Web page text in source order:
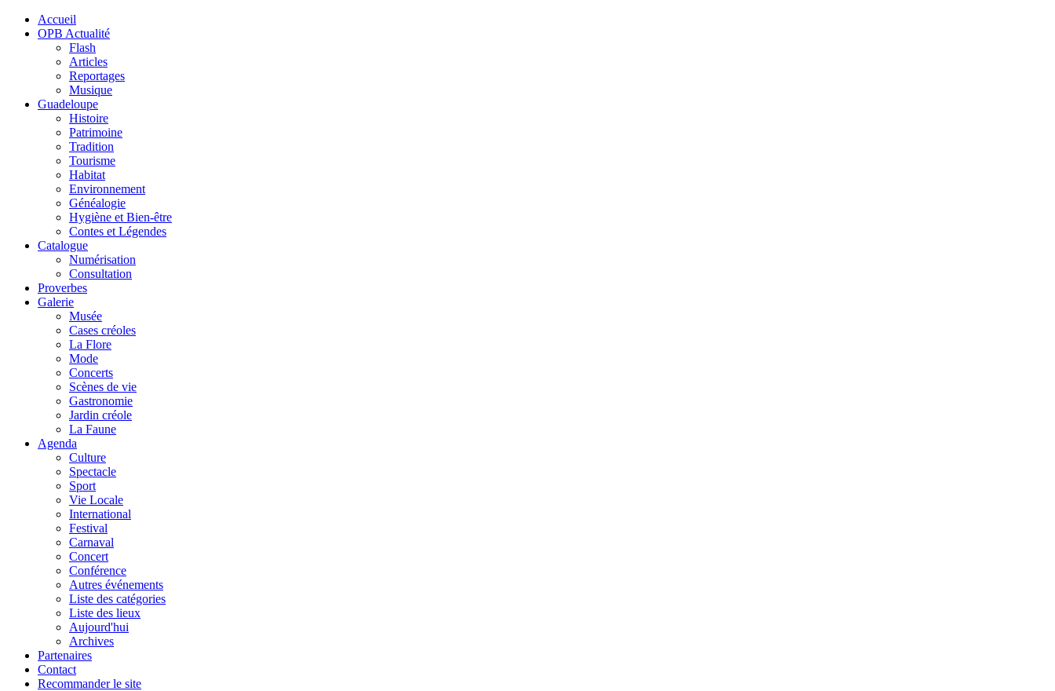
Accueil
OPB Actualité
Flash
Articles
Reportages
Musique
Guadeloupe
Histoire
Patrimoine
Tradition
Tourisme
Habitat
Environnement
Généalogie
Hygiène et Bien-être
Contes et Légendes
Catalogue
Numérisation
Consultation
Proverbes
Galerie
Musée
Cases créoles
La Flore
Mode
Concerts
Scènes de vie
Gastronomie
Jardin créole
La Faune
Agenda
Culture
Spectacle
Sport
Vie Locale
International
Festival
Carnaval
Concert
Conférence
Autres événements
Liste des catégories
Liste des lieux
Aujourd'hui
Archives
Partenaires
Contact
Recommander le site